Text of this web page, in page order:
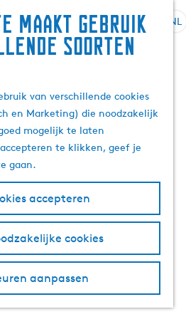
maakt gebruik
soorten
van verschillende cookies
en Marketing) die noodzakelijk
mogelijk te laten
te klikken, geef je
gaan.
accepteren
cookies
aanpassen
&
boek
S
NL